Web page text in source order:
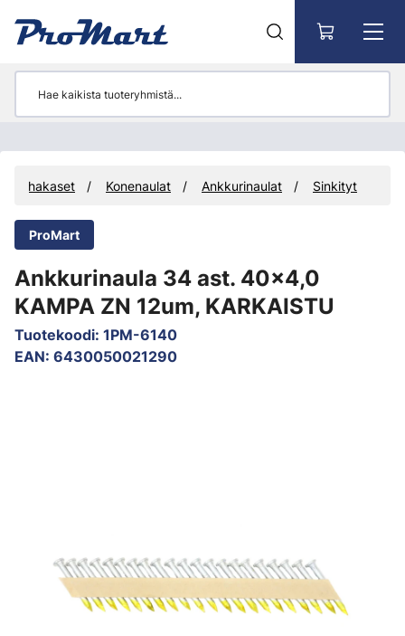
ja hakaset Konenaulat Ankkurinaulat Sinkityt
ProMart
Ankkurinaula 34 ast. 40x4,0
KAMPA ZN 12um, KARKAISTU
Tuotekoodi: 1PM-6140
EAN: 6430050021290